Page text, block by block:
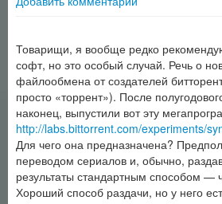
Товарищи, я вообще редко
софт, но это особый случай. Речь о
файлообмена от создателей
просто «торрент»). После
наконец, выпустили вот эту
http://labs.bittorrent.com/experiments/
Для чего она предназначена?
переводом сериалов и, обычно,
результаты стандартным способом —
Хороший способ раздачи, но у него